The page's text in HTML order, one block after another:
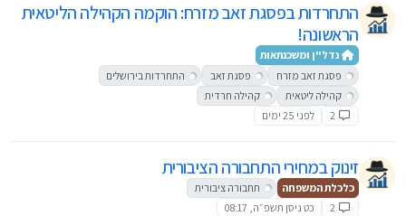
התחרדות בפסגת זאב מזרח: הוקמה הקהילה הליטאית
הראשונה!
נדל"ן ומשכנתאות
פסגת זאב מזרח
פסגת זאב
התחרדות בירושלים
קהילה ליטאית
קהילה חרדית
2
לפני 25 ימים
זינוק במחירי התחבורה הציבורית
כלכלת המשפחה
תחבורה ציבורית
2
כט ניסן תשפ״ה, 08:17